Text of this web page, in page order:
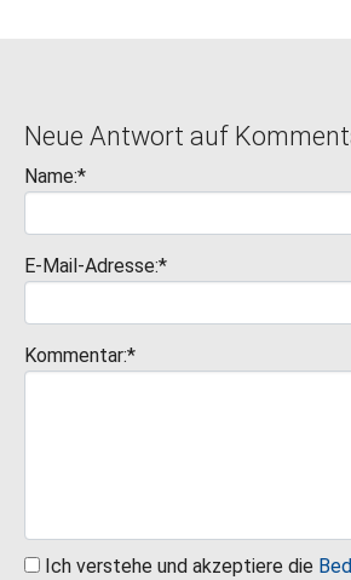
Neue Antwort auf
Name:*
E-Mail-Adresse:*
Kommentar:*
Ich verstehe und akzeptiere die